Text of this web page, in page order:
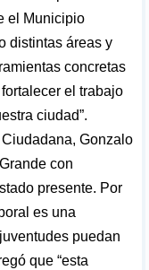
el Municipio
distintas áreas y
concretas
el trabajo
ciudad”.
Gonzalo
con
presente. Por
es una
puedan
que “esta